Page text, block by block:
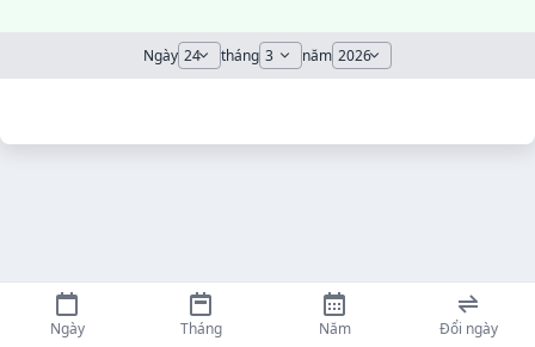
Ngày tháng năm
Ngày Tháng Năm Đổi ngày